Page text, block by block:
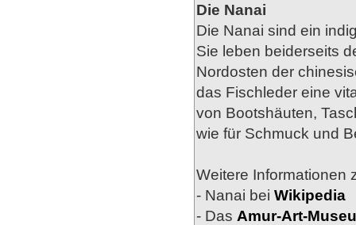
Die Nanai
Die Nanai sind ein
Sie leben beiderseits
Nordosten der
das Fischleder eine
von Bootshäuten,
wie für Schmuck und
Weitere Informationen
- Nanai bei Wikipedia
- Das Amur-Art-